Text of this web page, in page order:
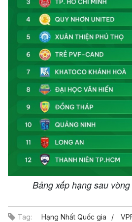
Bảng xếp hạng sau
Tag: Hạng Nhất Quốc gia